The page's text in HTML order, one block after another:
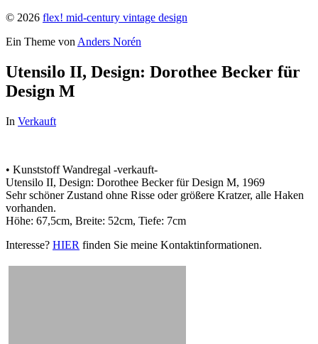
© 2026 flex! mid-century vintage design
Ein Theme von Anders Norén
Utensilo II, Design: Dorothee Becker für
Design M
In Verkauft
• Kunststoff Wandregal -verkauft-
Utensilo II, Design: Dorothee Becker für Design M, 1969
Sehr schöner Zustand ohne Risse oder größere Kratzer, alle Haken
vorhanden.
Höhe: 67,5cm, Breite: 52cm, Tiefe: 7cm
Interesse? HIER finden Sie meine Kontaktinformationen.